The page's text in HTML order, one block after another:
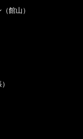
館山）